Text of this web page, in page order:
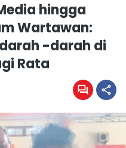
hingga
Wartawan:
-darah di
Rata